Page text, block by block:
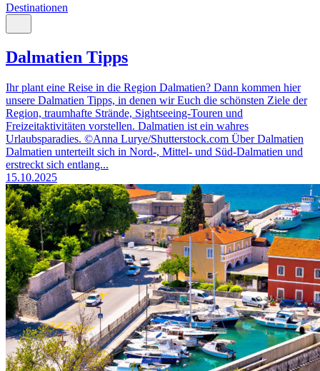
Destinationen
Dalmatien Tipps
Ihr plant eine Reise in die Region Dalmatien? Dann kommen hier
unsere Dalmatien Tipps, in denen wir Euch die schönsten Ziele der
Region, traumhafte Strände, Sightseeing-Touren und
Freizeitaktivitäten vorstellen. Dalmatien ist ein wahres
Urlaubsparadies. ©Anna Lurye/Shutterstock.com Über Dalmatien
Dalmatien unterteilt sich in Nord-, Mittel- und Süd-Dalmatien und
erstreckt sich entlang...
15.10.2025